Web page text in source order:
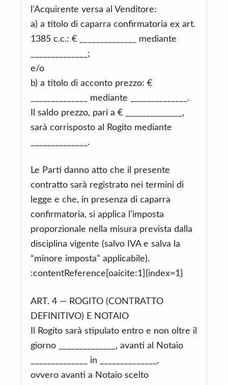
l’Acquirente versa al Venditore:
a) a titolo di caparra confirmatoria ex art.
1385 c.c.: € ______________ mediante
______________;
e/o
b) a titolo di acconto prezzo: €
______________ mediante ______________.
Il saldo prezzo, pari a € ______________,
sarà corrisposto al Rogito mediante
______________.
Le Parti danno atto che il presente
contratto sarà registrato nei termini di
legge e che, in presenza di caparra
confirmatoria, si applica l’imposta
proporzionale nella misura prevista dalla
disciplina vigente (salvo IVA e salva la
“minore imposta” applicabile).
:contentReference[oaicite:1]{index=1}
ART. 4 — ROGITO (CONTRATTO
DEFINITIVO) E NOTAIO
Il Rogito sarà stipulato entro e non oltre il
giorno ______________, avanti al Notaio
______________ in ______________,
ovvero avanti a Notaio scelto